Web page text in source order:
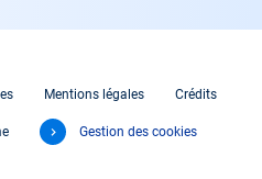
Mentions légales Crédits
Gestion des cookies